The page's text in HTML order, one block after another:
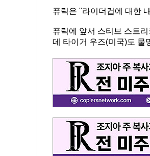
퓨릭은 "라이더컵에 대한
퓨릭에 앞서 스티브 스트
데 타이거 우즈(미국)도 물